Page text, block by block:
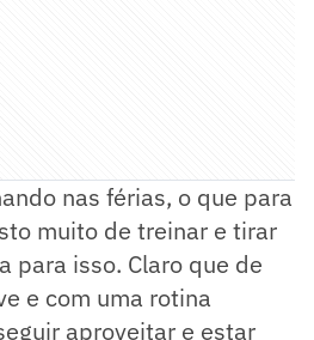
nas férias, o que para
muito de treinar e tirar
para isso. Claro que de
e com uma rotina
aproveitar e estar